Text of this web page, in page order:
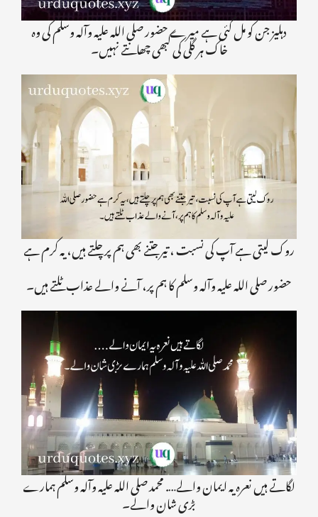
دہلیز جن کو مل گئی ہے میرے حضور صلی اللہ علیہ وآلہ وسلم کی وہ
خاک ہر گلی کی کبھی چھانتے نہیں۔
روک لیتی ہے آپ کی نسبت ، تیر جتنے بھی ہم پر چلتے ہیں، یہ کرم ہے
حضور صلی اللہ علیہ وآلہ وسلم کا ہم پر، آنے والے عذاب ٹلتے ہیں۔
لگاتے ہیں نعرہ یہ ایمان والے…. محمد صلی اللہ علیہ وآلہ وسلم ہمارے
بڑی شان والے۔